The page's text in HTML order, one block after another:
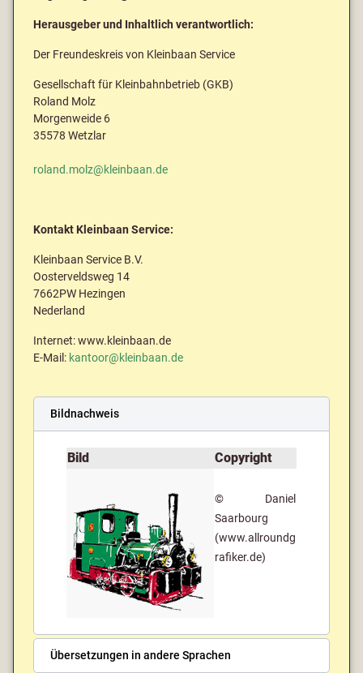
Herausgeber und Inhaltlich verantwortlich:
Der Freundeskreis von Kleinbaan Service
Gesellschaft für Kleinbahnbetrieb (GKB)
Roland Molz
Morgenweide 6
35578 Wetzlar
roland.molz@kleinbaan.de
Kontakt Kleinbaan Service:
Kleinbaan Service B.V.
Oosterveldsweg 14
7662PW Hezingen
Nederland
Internet: www.kleinbaan.de
E-Mail: kantoor@kleinbaan.de
Bildnachweis
Bild Copyright
© Daniel
Saarbourg
(www.allroundg
rafiker.de)
Übersetzungen in andere Sprachen